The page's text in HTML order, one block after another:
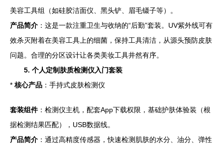
美容工具组（如硅胶洁面仪、黑头铲、眉毛镊子等）。
产品简介 ：这是一款注重卫生与收纳的“后勤”套装。UV紫外线可有
效杀灭附着在美容工具上的细菌，保持工具清洁，从源头预防皮肤
问题。合理的分区设计让各类美妆工具井然有序。
5. 个人定制肤质检测仪入门套装
* 核心产品 ：手持式皮肤检测仪
套装组件：检测仪主机，配套App下载权限，基础护肤体验装（根
据检测结果匹配），USB数据线。
产品简介 ：通过高精度传感器，快速检测肌肤的水分、油分、弹性